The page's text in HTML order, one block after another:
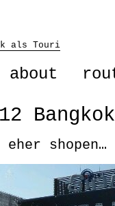
als Touri
about
shopen…